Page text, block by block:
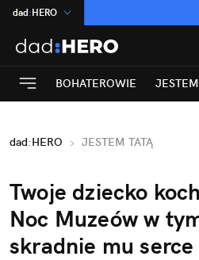
dad:HERO
:Temat
INN:Poland
ASZ:dziennik
Rozrywka
BOHATEROWIE
dad:HERO JESTEM TATĄ
Twoje dziecko
Noc Muzeów w
skradnie mu serce